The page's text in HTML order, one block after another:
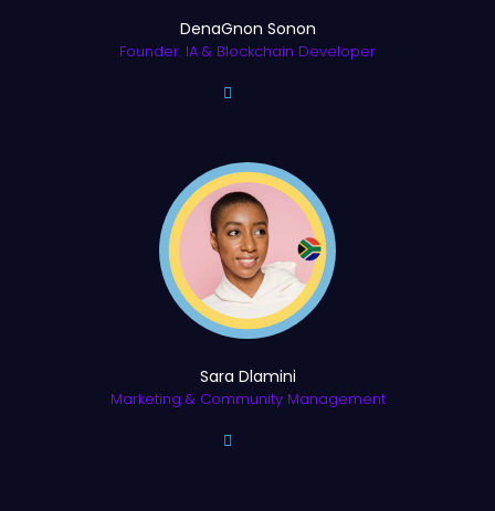
DenaGnon Sonon
Founder. IA & Blockchain Developer
Sara Dlamini
Marketing & Community Management